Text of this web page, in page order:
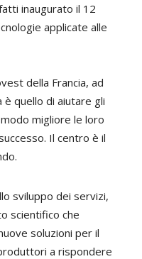
inaugurato il 12
applicate alle
della Francia, ad
quello di aiutare gli
migliore le loro
Il centro è il
sviluppo dei servizi,
scientifico che
soluzioni per il
a rispondere